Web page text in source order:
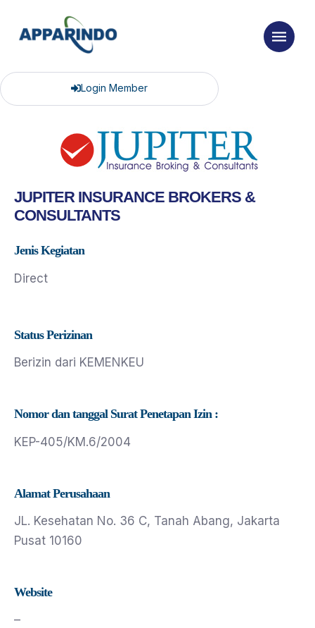
Login Member
JUPITER INSURANCE BROKERS &
CONSULTANTS
Jenis Kegiatan
Direct
Status Perizinan
Berizin dari KEMENKEU
Nomor dan tanggal Surat Penetapan Izin :
KEP-405/KM.6/2004
Alamat Perusahaan
JL. Kesehatan No. 36 C, Tanah Abang, Jakarta
Pusat 10160
Website
–